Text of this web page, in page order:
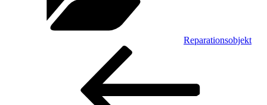
Reparationsobjekt
Inläggsnavigering